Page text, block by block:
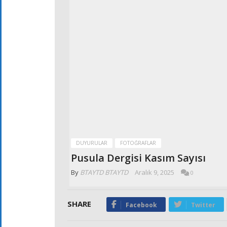
DUYURULAR FOTOĞRAFLAR
Pusula Dergisi Kasım Sayısı
By BTAYTD BTAYTD Aralık 9, 2025 0
SHARE Facebook Twitter